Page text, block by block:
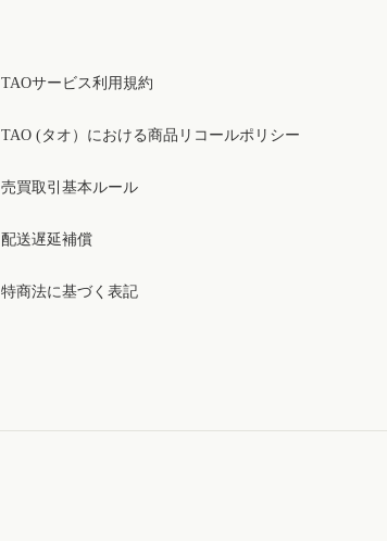
TAOサービス利用規約
TAO (タオ）における商品リコールポリシー
売買取引基本ルール
配送遅延補償
特商法に基づく表記